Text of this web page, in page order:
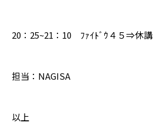
20：25~21：10 ﾌｧｲﾄﾞｳ４５⇒休講
担当：NAGISA
以上